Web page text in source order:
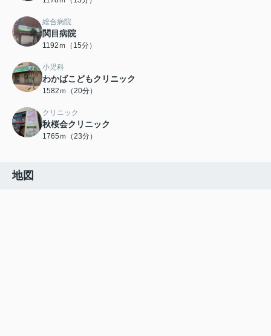
総合病院
関目病院
1192ｍ（15分）
小児科
わかばこどもクリニック
1582ｍ（20分）
クリニック
秋桜会クリニック
1765ｍ（23分）
地図